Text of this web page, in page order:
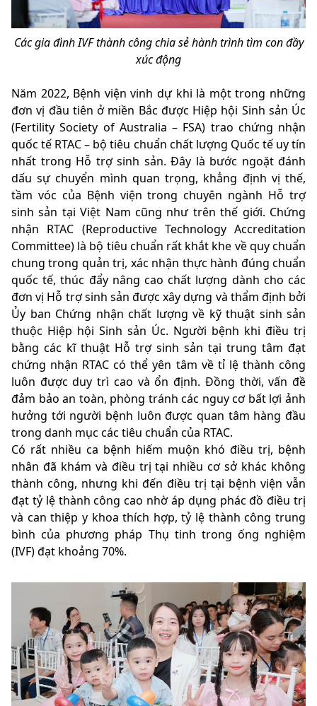
Các gia đình IVF thành công chia sẻ hành trình tìm con đầy
xúc động
Năm 2022, Bệnh viện vinh dự khi là một trong những
đơn vị đầu tiên ở miền Bắc được Hiệp hội Sinh sản Úc
(Fertility Society of Australia – FSA) trao chứng nhận
quốc tế RTAC – bộ tiêu chuẩn chất lượng Quốc tế uy tín
nhất trong Hỗ trợ sinh sản. Đây là bước ngoặt đánh
dấu sự chuyển mình quan trọng, khẳng định vị thế,
tầm vóc của Bệnh viện trong chuyên ngành Hỗ trợ
sinh sản tại Việt Nam cũng như trên thế giới. Chứng
nhận RTAC (Reproductive Technology Accreditation
Committee) là bộ tiêu chuẩn rất khắt khe về quy chuẩn
chung trong quản trị, xác nhận thực hành đúng chuẩn
quốc tế, thúc đẩy nâng cao chất lượng dành cho các
đơn vị Hỗ trợ sinh sản được xây dựng và thẩm định bởi
Ủy ban Chứng nhận chất lượng về kỹ thuật sinh sản
thuộc Hiệp hội Sinh sản Úc. Người bệnh khi điều trị
bằng các kĩ thuật Hỗ trợ sinh sản tại trung tâm đạt
chứng nhận RTAC có thể yên tâm về tỉ lệ thành công
luôn được duy trì cao và ổn định. Đồng thời, vấn đề
đảm bảo an toàn, phòng tránh các nguy cơ bất lợi ảnh
hưởng tới người bệnh luôn được quan tâm hàng đầu
trong danh mục các tiêu chuẩn của RTAC.
Có rất nhiều ca bệnh hiếm muộn khó điều trị, bệnh
nhân đã khám và điều trị tại nhiều cơ sở khác không
thành công, nhưng khi đến điều trị tại bệnh viện vẫn
đạt tỷ lệ thành công cao nhờ áp dụng phác đồ điều trị
và can thiệp y khoa thích hợp, tỷ lệ thành công trung
bình của phương pháp Thụ tinh trong ống nghiệm
(IVF) đạt khoảng 70%.